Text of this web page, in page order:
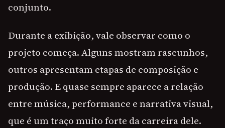
conjunto.
Durante a exibição, vale observar como o
projeto começa. Alguns mostram rascunhos,
outros apresentam etapas de composição e
produção. E quase sempre aparece a relação
entre música, performance e narrativa visual,
que é um traço muito forte da carreira dele.